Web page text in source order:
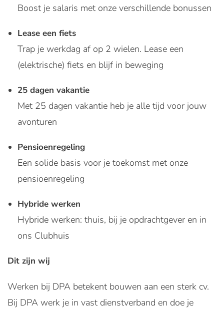
Boost je salaris met onze verschillende bonussen
Lease een fiets
Trap je werkdag af op 2 wielen. Lease een
(elektrische) fiets en blijf in beweging
25 dagen vakantie
Met 25 dagen vakantie heb je alle tijd voor jouw
avonturen
Pensioenregeling
Een solide basis voor je toekomst met onze
pensioenregeling
Hybride werken
Hybride werken: thuis, bij je opdrachtgever en in
ons Clubhuis
Dit zijn wij
Werken bij DPA betekent bouwen aan een sterk cv.
Bij DPA werk je in vast dienstverband en doe je